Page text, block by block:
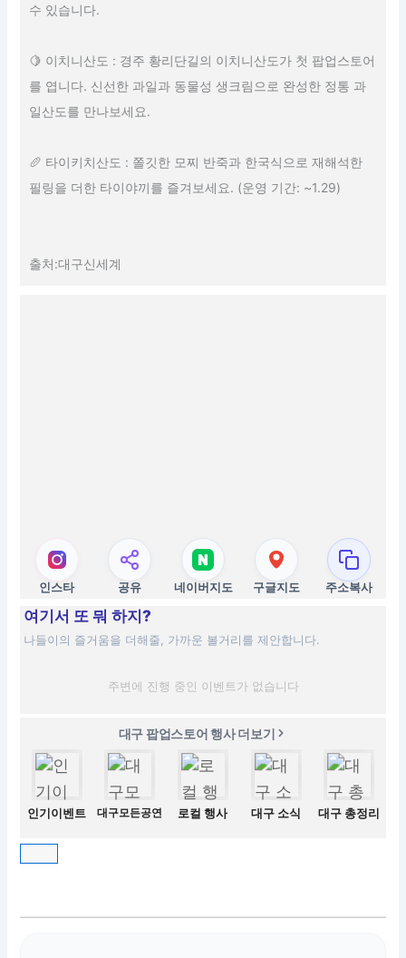
수 있습니다.
🍋 이치니산도 : 경주 황리단길의 이치니산도가 첫 팝업스토어
를 엽니다. 신선한 과일과 동물성 생크림으로 완성한 정통 과
일산도를 만나보세요.
🥖 타이키치산도 : 쫄깃한 모찌 반죽과 한국식으로 재해석한
필링을 더한 타이야끼를 즐겨보세요. (운영 기간: ~1.29)
출처:대구신세계
인스타 공유 네이버지도 구글지도 주소복사
여기서 또 뭐 하지?
나들이의 즐거움을 더해줄, 가까운 볼거리를 제안합니다.
주변에 진행 중인 이벤트가 없습니다
대구 팝업스토어 행사 더보기
인기이벤트 대구모든공연 로컬 행사 대구 소식 대구 총정리